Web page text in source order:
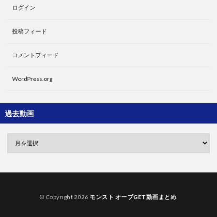
ログイン
投稿フィード
コメントフィード
WordPress.org
過去動画
© Copyright 2026 モンスト オーブGET動画まとめ